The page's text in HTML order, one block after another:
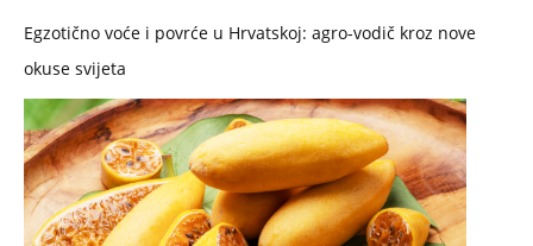
Egzotično voće i povrće u Hrvatskoj: agro-vodič kroz nove
okuse svijeta